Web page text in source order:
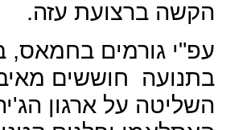
הקשה ברצועת עזה.
עפ"י גורמים בחמאס,
בתנועה
חוששים
השליטה על ארגון